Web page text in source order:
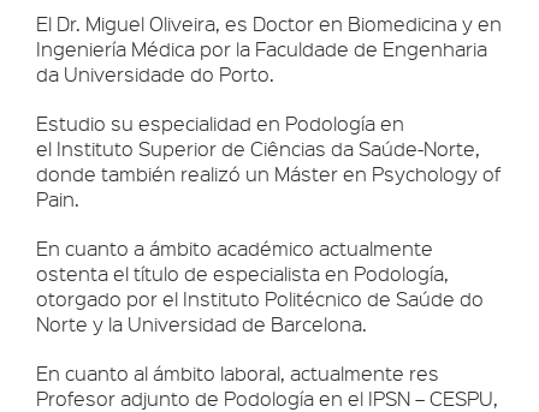
El Dr. Miguel Oliveira, es Doctor en Biomedicina y en
Ingeniería Médica por la Faculdade de Engenharia
da Universidade do Porto.
Estudio su especialidad en Podología en
el Instituto Superior de Ciências da Saúde-Norte,
donde también realizó un Máster en Psychology of
Pain.
En cuanto a ámbito académico actualmente
ostenta el título de especialista en Podología,
otorgado por el Instituto Politécnico de Saúde do
Norte y la Universidad de Barcelona.
En cuanto al ámbito laboral, actualmente res
Profesor adjunto de Podología en el IPSN – CESPU,